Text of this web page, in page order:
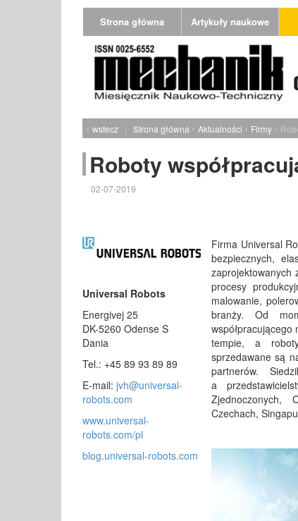
Strona główna Artykuły naukowe
‹ wstecz | Strona główna › Aktualności › Firmy ›
Roboty
02-07-2019
Universal Robots
Energivej 25
DK-5260 Odense S
Dania
Tel.: +45 89 93 89 89
E-mail: jvh@universal-
robots.com
www.universal-
robots.com/pl
blog.universal-robots.com
Firma Universal
bezpiecznych,
zaprojektowanych
procesy
malowanie,
branży. Od
tempie, a
sprzedawane są
partnerów.
a
Zjednoczonych,
Czechach,